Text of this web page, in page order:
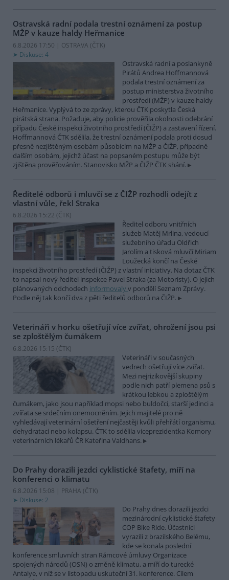
Ostravská radní podala trestní oznámení za postup
MŽP v kauze haldy Heřmanice
6.8.2026 17:50 | OSTRAVA (ČTK)
Diskuse: 4
Ostravská radní a poslankyně
Pirátů Andrea Hoffmannová
podala trestní oznámení za
postup ministerstva životního
prostředí (MŽP) v kauze haldy
Heřmanice. Vyplývá to ze zprávy, kterou ČTK poskytla Česká
pirátská strana. Požaduje, aby policie prověřila okolnosti odebrání
případu České inspekci životního prostředí (ČIŽP) a zastavení řízení.
Hoffmannová ČTK sdělila, že trestní oznámení podala proti dosud
přesně nezjištěným osobám působícím na MŽP a ČIŽP, případně
dalším osobám, jejichž účast na popsaném postupu může být
zjištěna prověřováním. Stanovisko MŽP a ČIŽP ČTK shání.
Ředitelé odborů i mluvčí se z ČIŽP rozhodli odejít z
vlastní vůle, řekl Straka
6.8.2026 15:22 (ČTK)
Ředitel odboru vnitřních
služeb Matěj Mrlina, vedoucí
služebního úřadu Oldřich
Jarolím a tisková mluvčí Miriam
Loužecká končí na České
inspekci životního prostředí (ČIŽP) z vlastní iniciativy. Na dotaz ČTK
to napsal nový ředitel inspekce Pavel Straka (za Motoristy). O jejich
plánovaných odchodech informovaly v pondělí Seznam Zprávy.
Podle něj tak končí dva z pěti ředitelů odborů na ČIŽP.
Veterináři v horku ošetřují více zvířat, ohrožení jsou psi
se zploštělým čumákem
6.8.2026 15:15 (ČTK)
Veterináři v současných
vedrech ošetřují více zvířat.
Mezi nejrizikovější skupiny
podle nich patří plemena psů s
krátkou lebkou a zploštělým
čumákem, jako jsou například mopsi nebo buldočci, starší jedinci a
zvířata se srdečním onemocněním. Jejich majitelé pro ně
vyhledávají veterinární ošetření nejčastěji kvůli přehřátí organismu,
dehydrataci nebo kolapsu. ČTK to sdělila viceprezidentka Komory
veterinárních lékařů ČR Kateřina Valdhans.
Do Prahy dorazili jezdci cyklistické štafety, míří na
konferenci o klimatu
6.8.2026 15:08 | PRAHA (ČTK)
Diskuse: 2
Do Prahy dnes dorazili jezdci
mezinárodní cyklistické štafety
COP Bike Ride. Účastníci
vyrazili z brazilského Belému,
kde se konala poslední
konference smluvních stran Rámcové úmluvy Organizace
spojených národů (OSN) o změně klimatu, a míří do turecké
Antalye, v níž se v listopadu uskuteční 31. konference. Cílem